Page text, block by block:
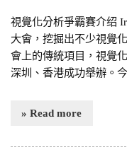
視覺化分析爭霸賽介绍
大會，挖掘出不少視覺
會上的傳統項目，視覺
深圳、香港成功舉辦。
» Read more